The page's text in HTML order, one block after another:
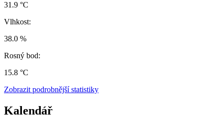
31.9 °C
Vlhkost:
38.0 %
Rosný bod:
15.8 °C
Zobrazit podrobnější statistiky
Kalendář